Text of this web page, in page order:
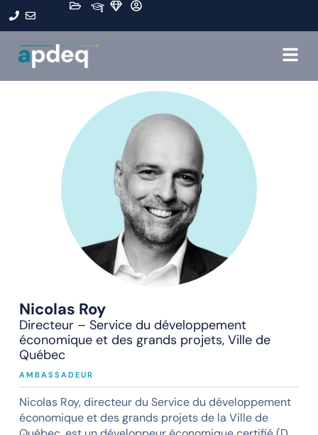
Nicolas Roy
Directeur – Service du développement
économique et des grands projets, Ville de
Québec
AMBASSADEUR
Nicolas Roy, directeur du Service du développement
économique et des grands projets de la Ville de